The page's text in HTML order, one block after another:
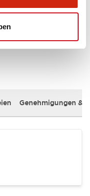
Genehmigungen &